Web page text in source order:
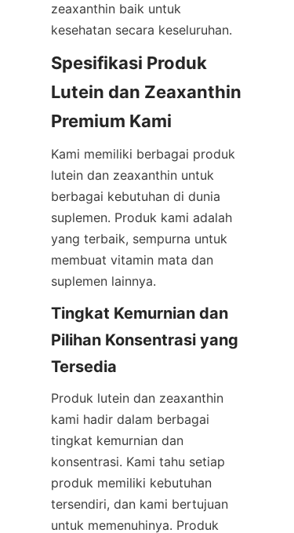
zeaxanthin baik untuk
kesehatan secara keseluruhan.
Spesifikasi Produk
Lutein dan Zeaxanthin
Premium Kami
Kami memiliki berbagai produk
lutein dan zeaxanthin untuk
berbagai kebutuhan di dunia
suplemen. Produk kami adalah
yang terbaik, sempurna untuk
membuat vitamin mata dan
suplemen lainnya.
Tingkat Kemurnian dan
Pilihan Konsentrasi yang
Tersedia
Produk lutein dan zeaxanthin
kami hadir dalam berbagai
tingkat kemurnian dan
konsentrasi. Kami tahu setiap
produk memiliki kebutuhan
tersendiri, dan kami bertujuan
untuk memenuhinya. Produk